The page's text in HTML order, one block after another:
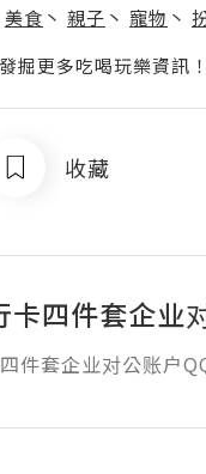
美食 丶 親子 丶 寵物 丶
更多吃喝玩樂資訊！
收藏
卡四件套企业
件套企业对公账户